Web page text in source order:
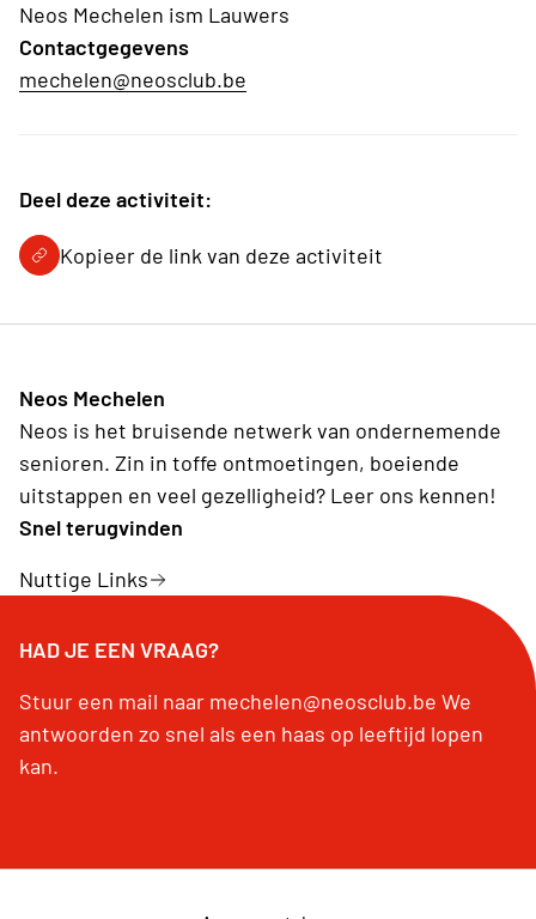
Neos Mechelen ism Lauwers
Contactgegevens
mechelen@neosclub.be
Deel deze activiteit:
Kopieer de link van deze activiteit
Neos Mechelen
Neos is het bruisende netwerk van ondernemende
senioren. Zin in toffe ontmoetingen, boeiende
uitstappen en veel gezelligheid? Leer ons kennen!
Snel terugvinden
Nuttige Links
HAD JE EEN VRAAG?
Stuur een mail naar mechelen@neosclub.be We
antwoorden zo snel als een haas op leeftijd lopen
kan.